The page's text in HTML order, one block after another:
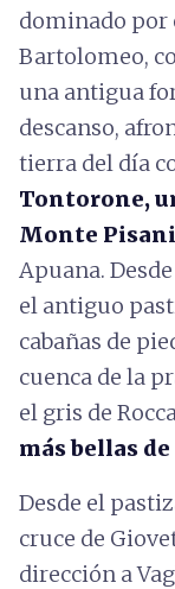
dominado por
Bartolomeo,
una antigua
descanso,
tierra del día
Tontorone,
Monte
Apuana.
el antiguo
cabañas de
cuenca de la
el gris de
más bellas
Desde el
cruce de
dirección a